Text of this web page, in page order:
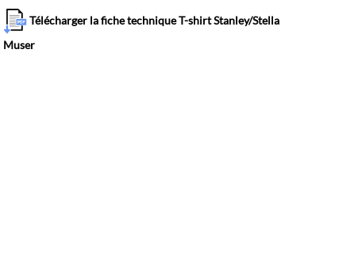
Télécharger la fiche technique T-shirt Stanley/Stella
Muser